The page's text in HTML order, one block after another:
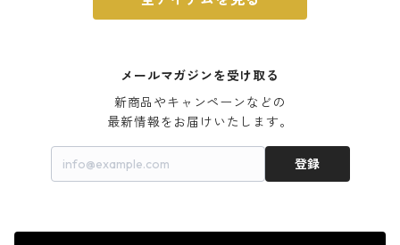
メールマガジンを受け取る
新商品やキャンペーンなどの
最新情報をお届けいたします。
登録